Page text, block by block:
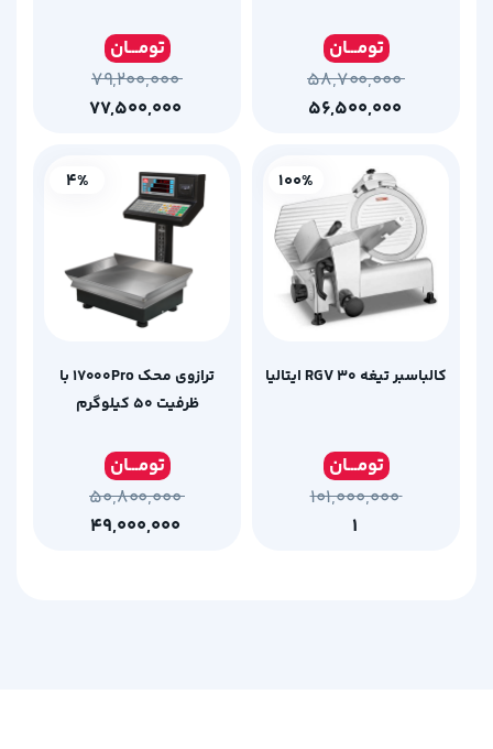
تومـــان
۵۸,۷۰۰,۰۰۰
تومـــان
۷۹,۲۰۰,۰۰۰
کالباسبر تیغه 30 RGV ایتالیا
تومـــان
۱۰۱,۰۰۰,۰۰۰
100%
ترازوی محک 17000Pro با
ظرفیت 50 کیلوگرم
تومـــان
۵۰,۸۰۰,۰۰۰
4%